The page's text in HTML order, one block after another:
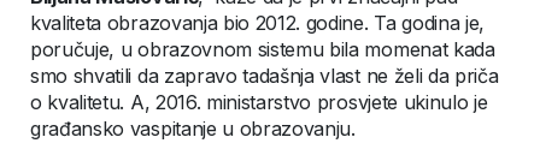
kvaliteta obrazovanja bio 2012. godine. Ta godina je,
poručuje, u obrazovnom sistemu bila momenat kada
smo shvatili da zapravo tadašnja vlast ne želi da priča
o kvalitetu. A, 2016. ministarstvo prosvjete ukinulo je
građansko vaspitanje u obrazovanju.